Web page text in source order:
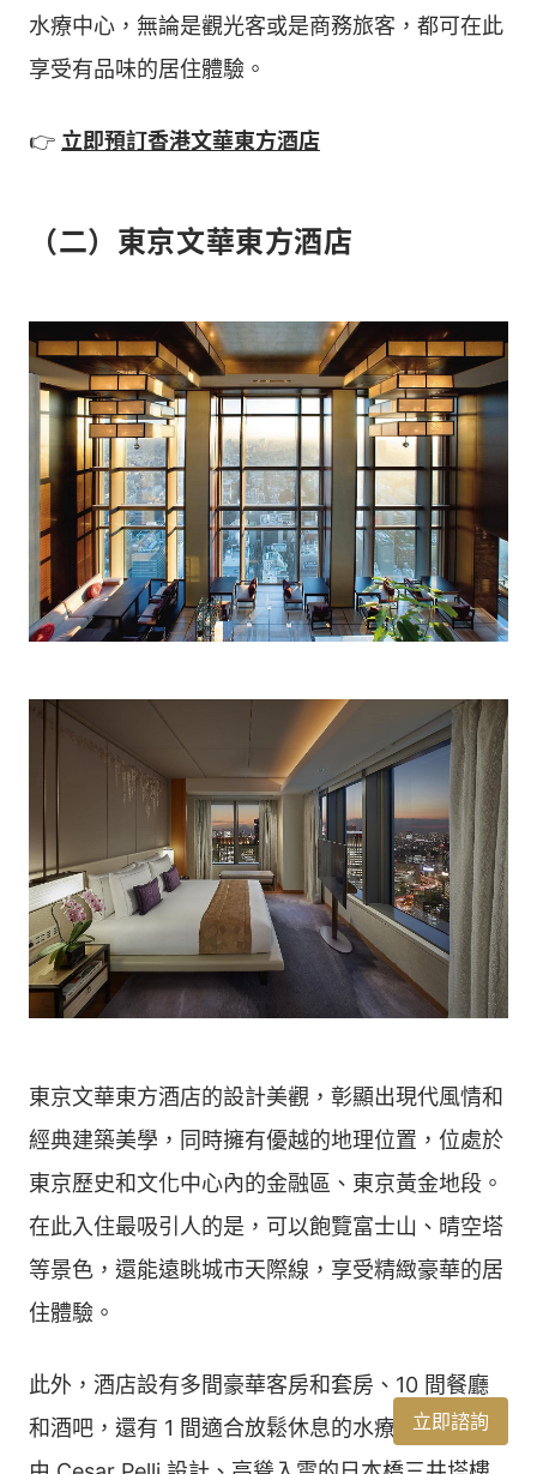
水療中心，無論是觀光客或是商務旅客，都可在此
享受有品味的居住體驗。
👉 立即預訂香港文華東方酒店
（二）東京文華東方酒店
東京文華東方酒店的設計美觀，彰顯出現代風情和
經典建築美學，同時擁有優越的地理位置，位處於
東京歷史和文化中心內的金融區、東京黃金地段。
在此入住最吸引人的是，可以飽覽富士山、晴空塔
等景色，還能遠眺城市天際線，享受精緻豪華的居
住體驗。
此外，酒店設有多間豪華客房和套房、10 間餐廳
和酒吧，還有 1 間適合放鬆休息的水療中心，位於
立即諮詢